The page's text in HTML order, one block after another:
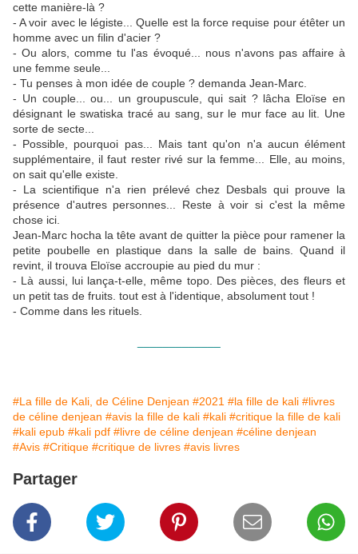
cette manière-là ?
- A voir avec le légiste... Quelle est la force requise pour étêter un
homme avec un filin d'acier ?
- Ou alors, comme tu l'as évoqué... nous n'avons pas affaire à
une femme seule...
- Tu penses à mon idée de couple ? demanda Jean-Marc.
- Un couple... ou... un groupuscule, qui sait ? lâcha Eloïse en
désignant le swatiska tracé au sang, sur le mur face au lit. Une
sorte de secte...
- Possible, pourquoi pas... Mais tant qu'on n'a aucun élément
supplémentaire, il faut rester rivé sur la femme... Elle, au moins,
on sait qu'elle existe.
- La scientifique n'a rien prélevé chez Desbals qui prouve la
présence d'autres personnes... Reste à voir si c'est la même
chose ici.
Jean-Marc hocha la tête avant de quitter la pièce pour ramener la
petite poubelle en plastique dans la salle de bains. Quand il
revint, il trouva Eloïse accroupie au pied du mur :
- Là aussi, lui lança-t-elle, même topo. Des pièces, des fleurs et
un petit tas de fruits. tout est à l'identique, absolument tout !
- Comme dans les rituels.
#La fille de Kali, de Céline Denjean #2021 #la fille de kali #livres
de céline denjean #avis la fille de kali #kali #critique la fille de kali
#kali epub #kali pdf #livre de céline denjean #céline denjean
#Avis #Critique #critique de livres #avis livres
Partager